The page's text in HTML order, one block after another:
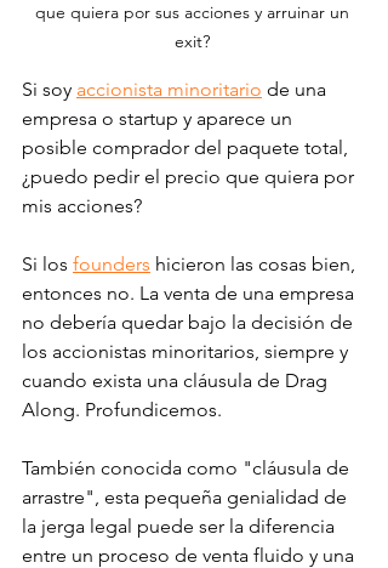
que quiera por sus acciones y arruinar un
exit?
Si soy accionista minoritario de una
empresa o startup y aparece un
posible comprador del paquete total,
¿puedo pedir el precio que quiera por
mis acciones?
Si los founders hicieron las cosas bien,
entonces no. La venta de una empresa
no debería quedar bajo la decisión de
los accionistas minoritarios, siempre y
cuando exista una cláusula de Drag
Along. Profundicemos.
También conocida como "cláusula de
arrastre", esta pequeña genialidad de
la jerga legal puede ser la diferencia
entre un proceso de venta fluido y una